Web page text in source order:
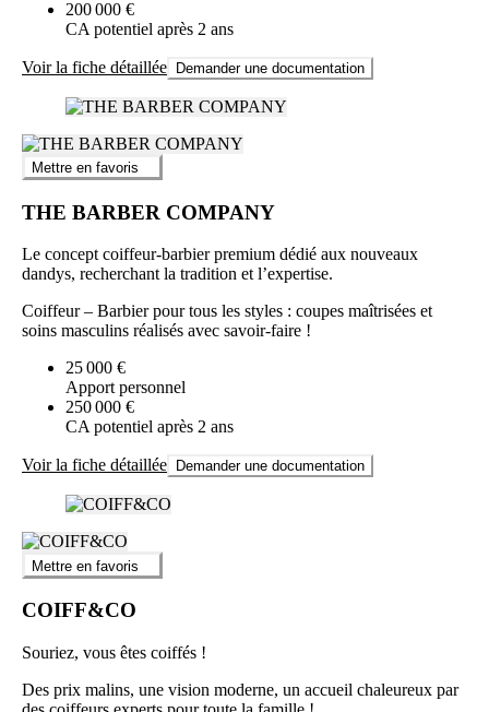
200 000 €
CA potentiel après 2 ans
Voir la fiche détaillée Demander une documentation
Mettre en favoris
THE BARBER COMPANY
Le concept coiffeur-barbier premium dédié aux nouveaux
dandys, recherchant la tradition et l’expertise.
Coiffeur – Barbier pour tous les styles : coupes maîtrisées et
soins masculins réalisés avec savoir-faire !
25 000 €
Apport personnel
250 000 €
CA potentiel après 2 ans
Voir la fiche détaillée Demander une documentation
Mettre en favoris
COIFF&CO
Souriez, vous êtes coiffés !
Des prix malins, une vision moderne, un accueil chaleureux par